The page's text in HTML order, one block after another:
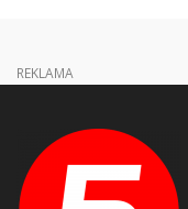
REKLAMA